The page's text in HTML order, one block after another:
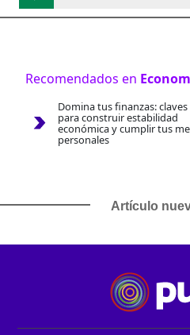
Recomendados en
Domina tus finanzas: claves
para construir estabilidad
económica y cumplir tus
personales
Artículo